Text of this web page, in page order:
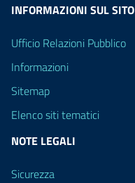
INFORMAZIONI SUL SITO
Ufficio Relazioni Pubblico
Informazioni
Sitemap
Elenco siti tematici
NOTE LEGALI
Sicurezza